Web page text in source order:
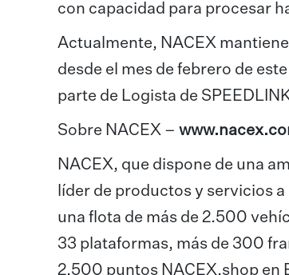
con capacidad para procesar
Actualmente, NACEX
desde el mes de febrero de
parte de Logista de
Sobre NACEX –
NACEX, que dispone de una
líder de productos y servicios
una flota de más de 2.500
33 plataformas, más de 300
2.500 puntos NACEX.shop en